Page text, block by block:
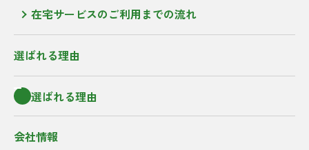
在宅サービスのご利用までの流れ
選ばれる理由
選ばれる理由
会社情報